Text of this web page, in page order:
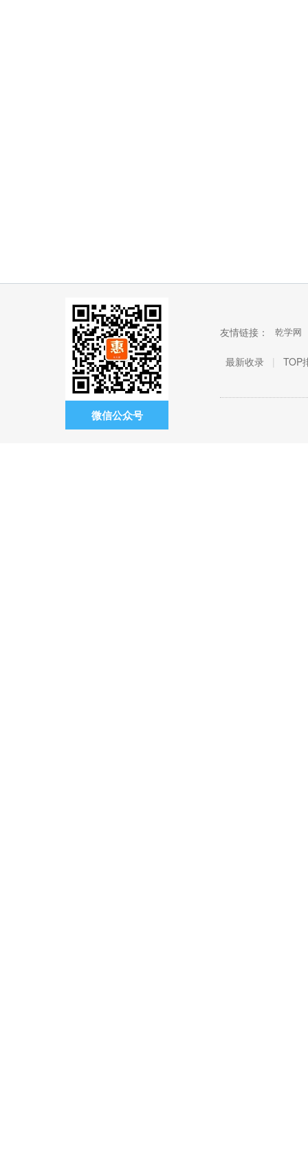
微信公众号
友情链接： 乾学网
最新收录 | TOP